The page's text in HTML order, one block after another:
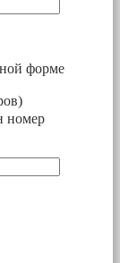
форме
номер